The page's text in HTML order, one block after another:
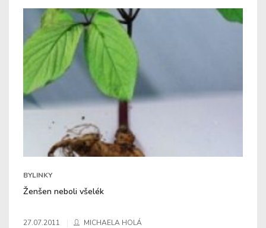
BYLINKY
Ženšen neboli všelék
27.07.2011 MICHAELA HOLÁ